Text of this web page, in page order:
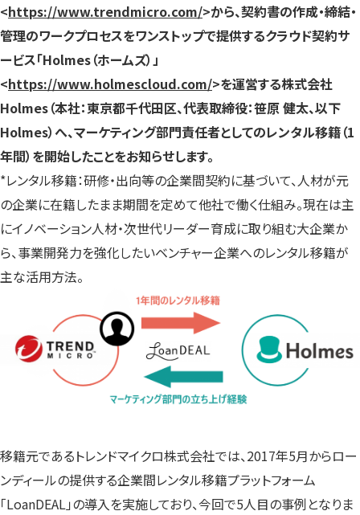
<https://www.trendmicro.com/>から、契約書の作成・締結・
管理のワークプロセスをワンストップで提供するクラウド契約サ
ービス「Holmes（ホームズ）」
<https://www.holmescloud.com/>を運営する株式会社
Holmes（本社：東京都千代田区、代表取締役：笹原 健太、以下
Holmes）へ、マーケティング部門責任者としてのレンタル移籍（1
年間）を開始したことをお知らせします。
*レンタル移籍：研修・出向等の企業間契約に基づいて、人材が元
の企業に在籍したまま期間を定めて他社で働く仕組み。現在は主
にイノベーション人材・次世代リーダー育成に取り組む大企業か
ら、事業開発力を強化したいベンチャー企業へのレンタル移籍が
主な活用方法。
移籍元であるトレンドマイクロ株式会社では、2017年5月からロー
ンディールの提供する企業間レンタル移籍プラットフォーム
「LoanDEAL」の導入を実施しており、今回で5人目の事例となりま